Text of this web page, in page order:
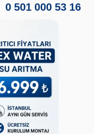
0 501 000 53 16